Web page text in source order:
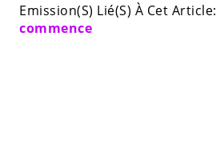
Emission(S) Lié(S) À Cet Article:
commence